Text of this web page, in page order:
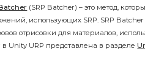
(SRP Batcher) – это метод,
использующих SRP. SRP
отрисовки для материалов,
Unity URP представлена в разделе